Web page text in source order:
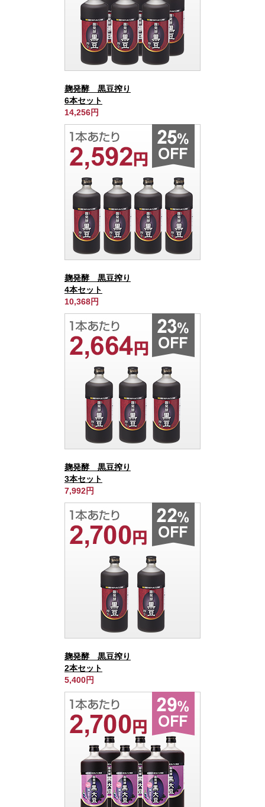
麹発酵 黒豆搾り
6本セット
14,256円
麹発酵 黒豆搾り
4本セット
10,368円
麹発酵 黒豆搾り
3本セット
7,992円
麹発酵 黒豆搾り
2本セット
5,400円